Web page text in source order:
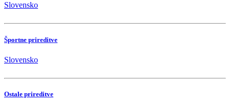
Slovensko
Športne prireditve
Slovensko
Ostale prireditve